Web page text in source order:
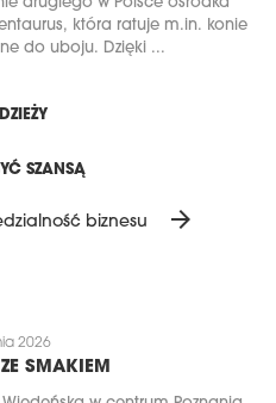
drugiego w Polsce ośrodka
która ratuje m.in. konie
do uboju. Dzięki ...
SZANSĄ
biznesu arrow_forward
2026
SMAKIEM